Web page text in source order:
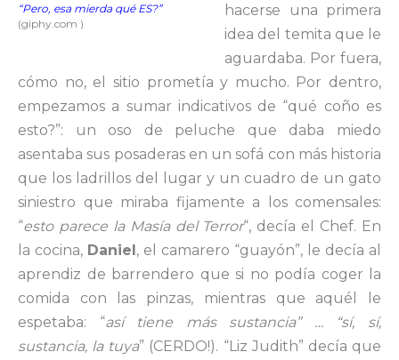
“Pero, esa mierda qué ES?”
(giphy.com )
hacerse una primera
idea del temita que le
aguardaba. Por fuera,
cómo no, el sitio prometía y mucho. Por dentro,
empezamos a sumar indicativos de “qué coño es
esto?”: un oso de peluche que daba miedo
asentaba sus posaderas en un sofá con más historia
que los ladrillos del lugar y un cuadro de un gato
siniestro que miraba fijamente a los comensales:
“esto parece la Masía del Terror“, decía el Chef. En
la cocina, Daniel, el camarero “guayón”, le decía al
aprendiz de barrendero que si no podía coger la
comida con las pinzas, mientras que aquél le
espetaba: “así tiene más sustancia” … “sí, sí,
sustancia, la tuya” (CERDO!). “Liz Judith” decía que